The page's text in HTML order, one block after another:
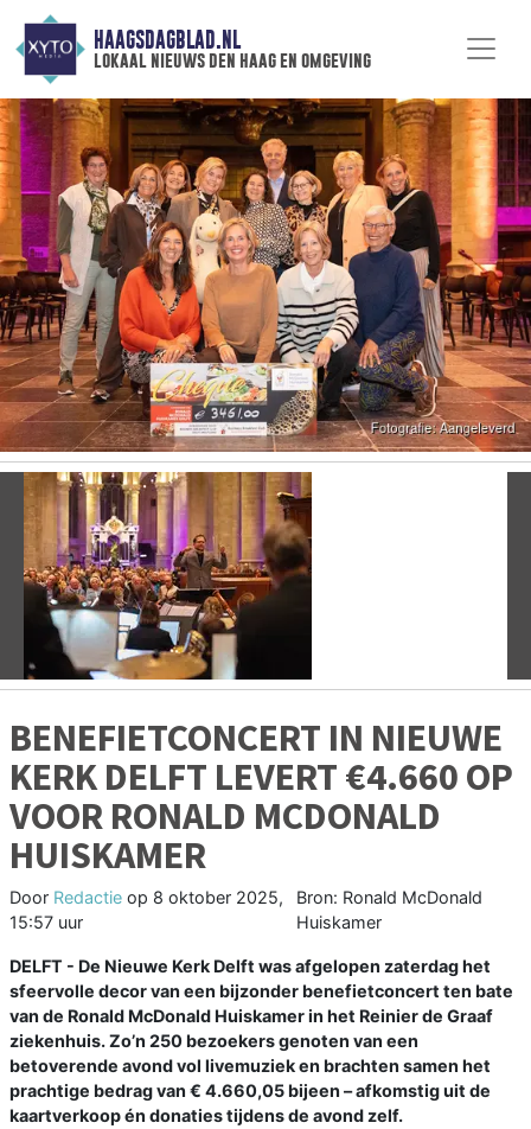
HAAGSDAGBLAD.NL
lokaal nieuws den haag en omgeving
Vorige
BENEFIETCONCERT IN NIEUWE
KERK DELFT LEVERT €4.660 OP
VOOR RONALD MCDONALD
HUISKAMER
Door Redactie op 8 oktober 2025,
15:57 uur
Bron: Ronald McDonald
Huiskamer
DELFT - De Nieuwe Kerk Delft was afgelopen zaterdag het
sfeervolle decor van een bijzonder benefietconcert ten bate
van de Ronald McDonald Huiskamer in het Reinier de Graaf
ziekenhuis. Zo’n 250 bezoekers genoten van een
betoverende avond vol livemuziek en brachten samen het
prachtige bedrag van € 4.660,05 bijeen – afkomstig uit de
kaartverkoop én donaties tijdens de avond zelf.